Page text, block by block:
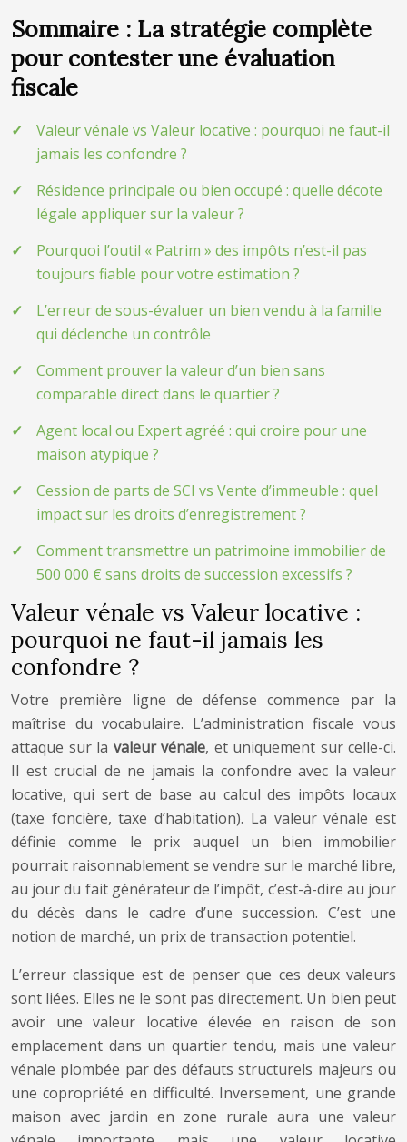
Sommaire : La stratégie complète
pour contester une évaluation
fiscale
Valeur vénale vs Valeur locative : pourquoi ne faut-il
jamais les confondre ?
Résidence principale ou bien occupé : quelle décote
légale appliquer sur la valeur ?
Pourquoi l’outil « Patrim » des impôts n’est-il pas
toujours fiable pour votre estimation ?
L’erreur de sous-évaluer un bien vendu à la famille
qui déclenche un contrôle
Comment prouver la valeur d’un bien sans
comparable direct dans le quartier ?
Agent local ou Expert agréé : qui croire pour une
maison atypique ?
Cession de parts de SCI vs Vente d’immeuble : quel
impact sur les droits d’enregistrement ?
Comment transmettre un patrimoine immobilier de
500 000 € sans droits de succession excessifs ?
Valeur vénale vs Valeur locative :
pourquoi ne faut-il jamais les
confondre ?
Votre première ligne de défense commence par la
maîtrise du vocabulaire. L’administration fiscale vous
attaque sur la valeur vénale, et uniquement sur celle-ci.
Il est crucial de ne jamais la confondre avec la valeur
locative, qui sert de base au calcul des impôts locaux
(taxe foncière, taxe d’habitation). La valeur vénale est
définie comme le prix auquel un bien immobilier
pourrait raisonnablement se vendre sur le marché libre,
au jour du fait générateur de l’impôt, c’est-à-dire au jour
du décès dans le cadre d’une succession. C’est une
notion de marché, un prix de transaction potentiel.
L’erreur classique est de penser que ces deux valeurs
sont liées. Elles ne le sont pas directement. Un bien peut
avoir une valeur locative élevée en raison de son
emplacement dans un quartier tendu, mais une valeur
vénale plombée par des défauts structurels majeurs ou
une copropriété en difficulté. Inversement, une grande
maison avec jardin en zone rurale aura une valeur